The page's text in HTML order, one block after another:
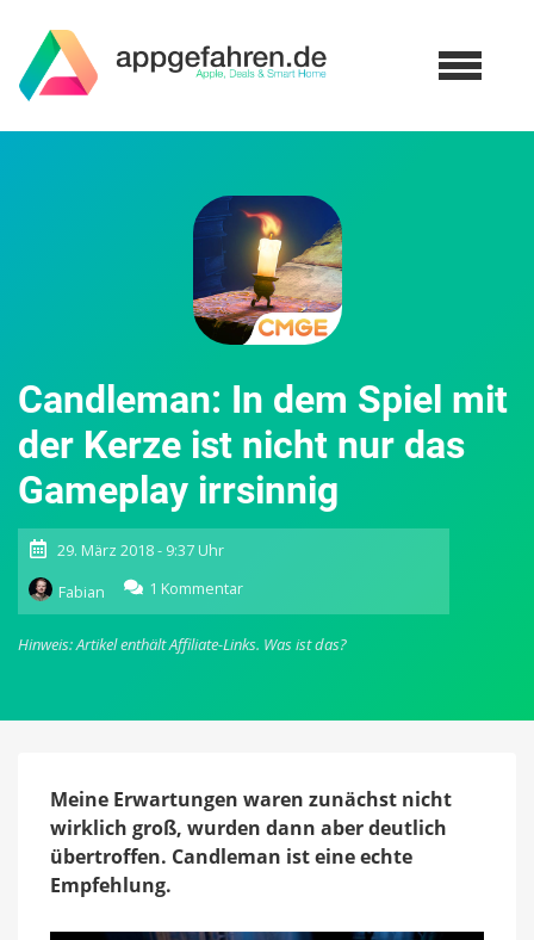
Candleman: In dem Spiel mit
der Kerze ist nicht nur das
Gameplay irrsinnig
29. März 2018 - 9:37 Uhr
Fabian
1 Kommentar
Candleman:
In
dem
der
nicht
das
Gameplay
Hinweis: Artikel enthält Affiliate-Links. Was ist das?
Meine Erwartungen waren zunächst nicht
wirklich groß, wurden dann aber deutlich
übertroffen. Candleman ist eine echte
Empfehlung.